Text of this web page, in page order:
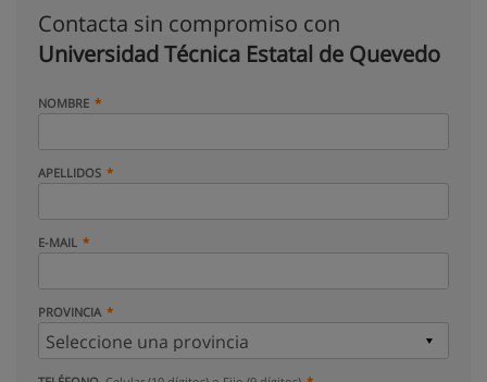
Contacta sin compromiso con
Universidad Técnica Estatal de Quevedo
NOMBRE
APELLIDOS
E-MAIL
PROVINCIA